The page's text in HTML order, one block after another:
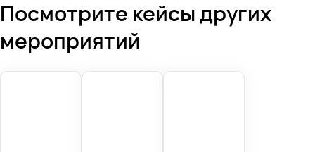
Посмотрите кейсы других
мероприятий